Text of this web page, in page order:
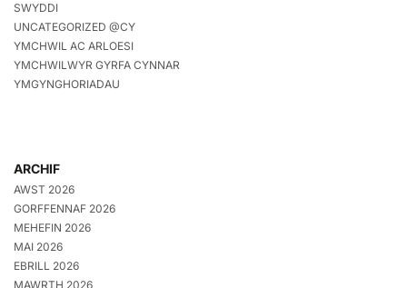
SWYDDI
UNCATEGORIZED @CY
YMCHWIL AC ARLOESI
YMCHWILWYR GYRFA CYNNAR
YMGYNGHORIADAU
ARCHIF
AWST 2026
GORFFENNAF 2026
MEHEFIN 2026
MAI 2026
EBRILL 2026
MAWRTH 2026